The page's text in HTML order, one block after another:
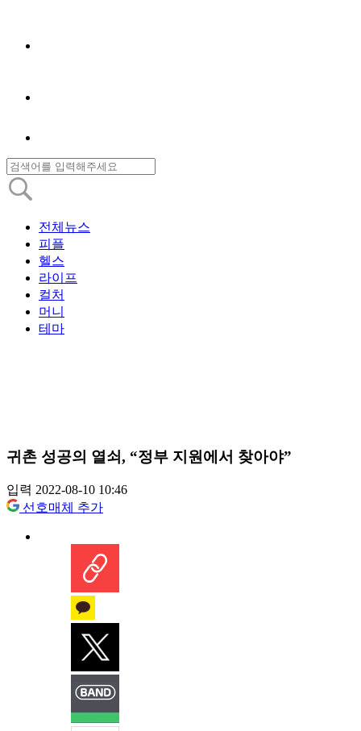
전체뉴스
피플
헬스
라이프
컬처
머니
테마
귀촌 성공의 열쇠, “정부 지원에서 찾아야”
입력 2022-08-10 10:46
선호매체 추가